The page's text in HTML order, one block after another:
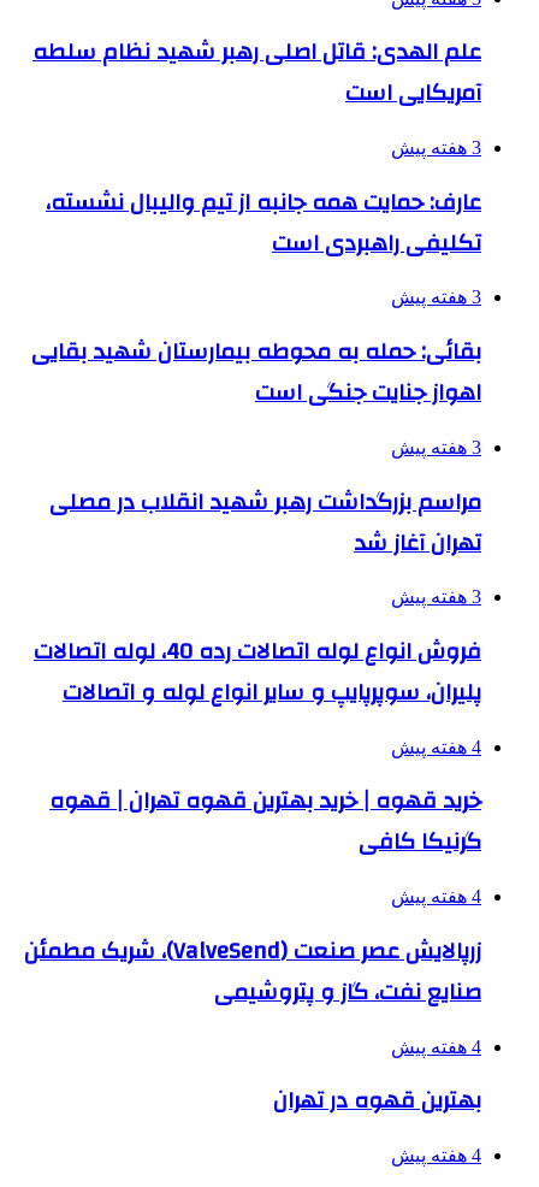
علم الهدی: قاتل اصلی رهبر شهید نظام سلطه
آمریکایی است
3 هفته پیش
عارف: حمایت همه جانبه از تیم والیبال نشسته،
تکلیفی راهبردی است
3 هفته پیش
بقائی: حمله به محوطه بیمارستان شهید بقایی
اهواز جنایت جنگی است
3 هفته پیش
مراسم بزرگداشت رهبر شهید انقلاب در مصلی
تهران آغاز شد
3 هفته پیش
فروش انواع لوله اتصالات رده 40، لوله اتصالات
پلیران، سوپرپایپ و سایر انواع لوله و اتصالات
4 هفته پیش
خرید قهوه | خرید بهترین قهوه تهران | قهوه
گرنیکا کافی
4 هفته پیش
زرپالایش عصر صنعت (ValveSend)، شریک مطمئن
صنایع نفت، گاز و پتروشیمی
4 هفته پیش
بهترین قهوه در تهران
4 هفته پیش